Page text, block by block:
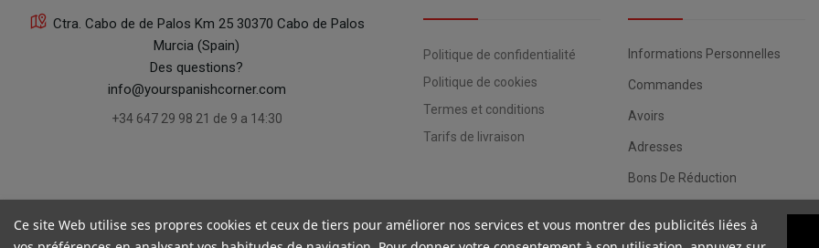
Ctra. Cabo de de Palos Km 25 30370 Cabo de Palos
Murcia (Spain)
Des questions?
info@yourspanishcorner.com
+34 647 29 98 21 de 9 a 14:30
Politique de confidentialité
Politique de cookies
Termes et conditions
Tarifs de livraison
Informations Personnelles
Commandes
Avoirs
Adresses
Bons De Réduction
Ce site Web utilise ses propres cookies et ceux de tiers pour améliorer nos services et vous montrer des publicités liées à